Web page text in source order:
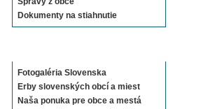
Dokumenty na stiahnutie
Fotogaléria Slovenska
Erby slovenských obcí a miest
Naša ponuka pre obce a mestá